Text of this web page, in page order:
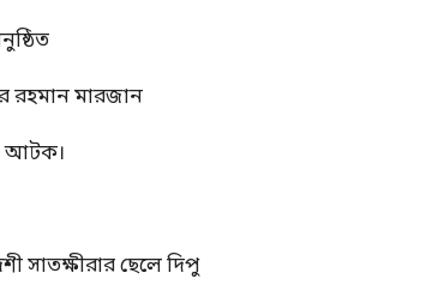
রহমান মারজান
আটক।
সাতক্ষীরার ছেলে দিপু